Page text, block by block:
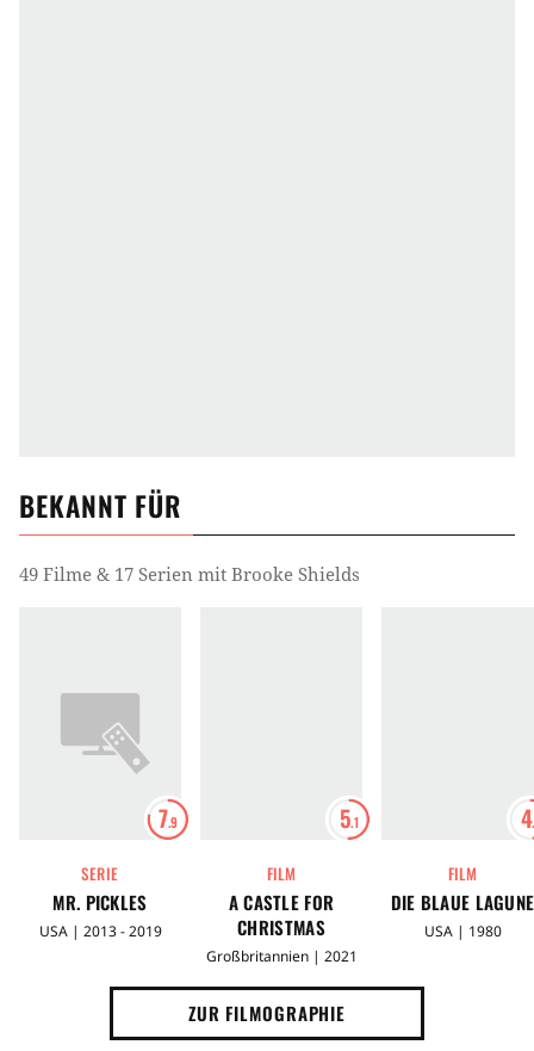
BEKANNT FÜR
49 Filme & 17 Serien mit Brooke Shields
7.9
SERIE
MR. PICKLES
USA | 2013 - 2019
5.1
FILM
A CASTLE FOR
CHRISTMAS
Großbritannien | 2021
4
FILM
DIE BLAUE LAGUNE
USA | 1980
ZUR FILMOGRAPHIE